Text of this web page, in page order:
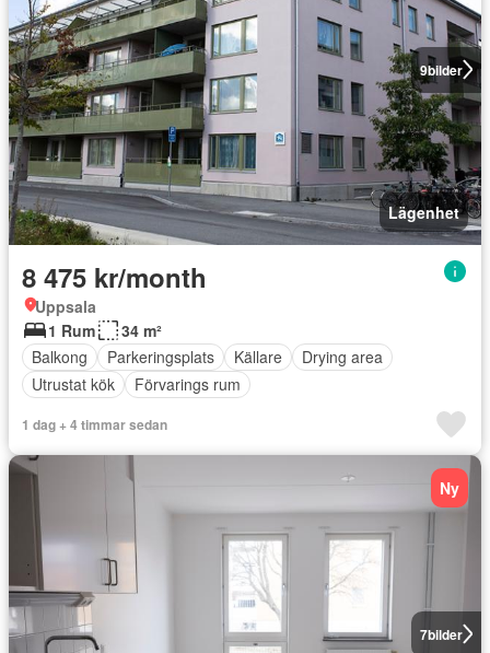
9bilder
Lägenhet
8 475 kr/month
Uppsala
1 Rum
34 m²
Balkong
Parkeringsplats Källare
Drying area
Utrustat kök
Förvarings rum
1 dag + 4 timmar sedan
7bilder
Ny